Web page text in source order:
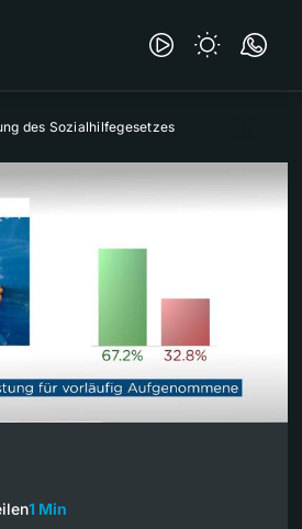
des Sozialhilfegesetzes
1 Min